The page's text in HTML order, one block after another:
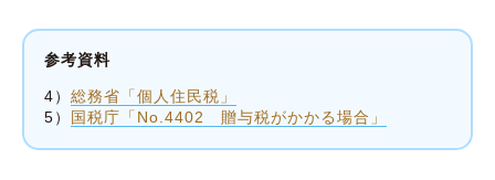
参考資料
4） 総務省「個人住民税」
5）
国税庁「No.4402 贈与税がかかる場合」